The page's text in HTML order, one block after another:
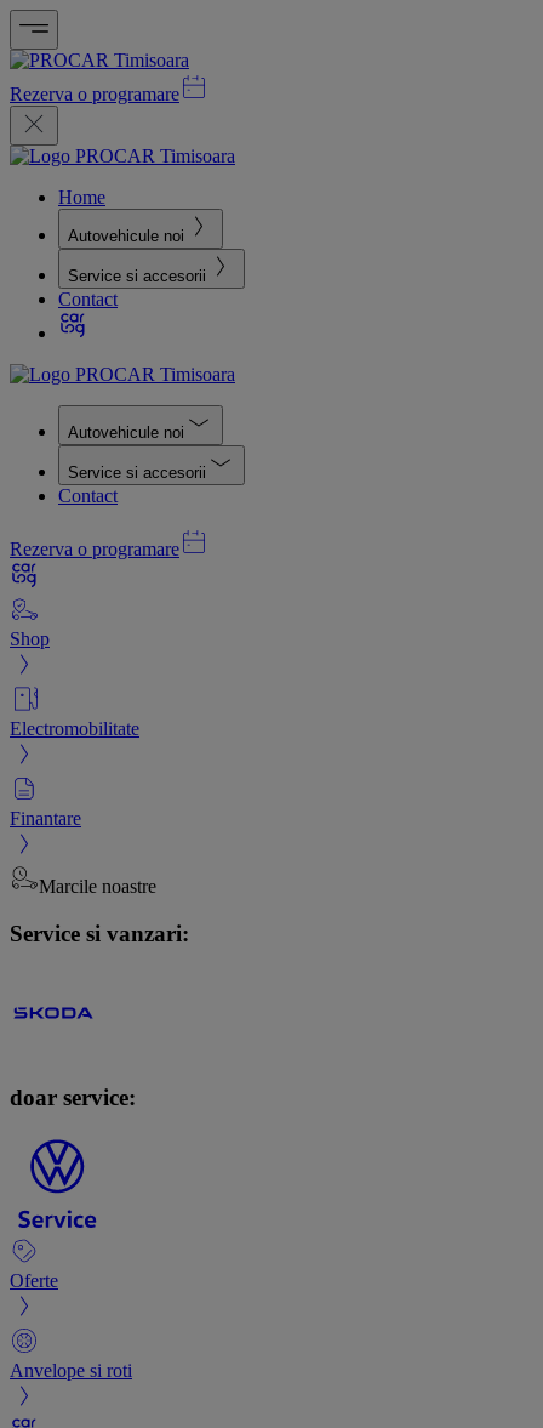
Rezerva o programare
Home
Autovehicule noi
Service si accesorii
Contact
Autovehicule noi
Service si accesorii
Contact
Rezerva o programare
Shop
Electromobilitate
Finantare
Marcile noastre
Service si vanzari:
doar service:
Oferte
Anvelope si roti